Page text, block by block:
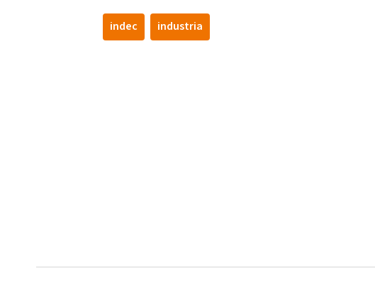
indec industria